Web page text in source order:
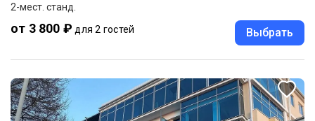
2-мест. станд.
от 3 800 ₽ для 2 гостей Выбрать